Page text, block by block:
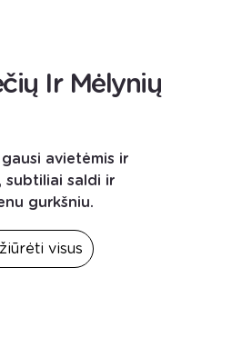
Ir Mėlynių
avietėmis ir
subtiliai saldi ir
gurkšniu.
visus